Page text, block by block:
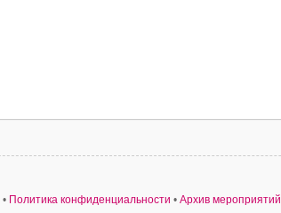
• Политика конфиденциальности • Архив мероприятий